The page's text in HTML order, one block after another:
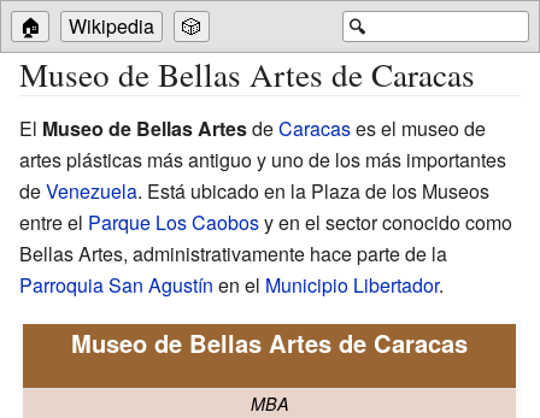
🔍
🏠 Wikipedia 🎲
Museo de Bellas Artes de Caracas
El Museo de Bellas ArtesdeCaracases el museo de
artes plásticas más antiguo y uno de los más importantes
deVenezuela. Está ubicado en la Plaza de los Museos
entre el Parque Los Caobosy en el sector conocido como
Bellas Artes, administrativamente hace parte de la
Parroquia San Agustín en el Municipio Libertador.
Museo de Bellas Artes de Caracas
MBA